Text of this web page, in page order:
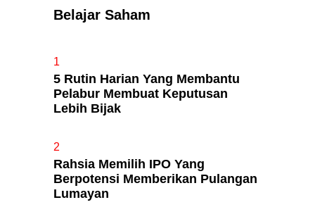
Belajar Saham
1
5 Rutin Harian Yang Membantu
Pelabur Membuat Keputusan
Lebih Bijak
2
Rahsia Memilih IPO Yang
Berpotensi Memberikan Pulangan
Lumayan
Yang Selalu Sifu Saham Sebut
Tu?